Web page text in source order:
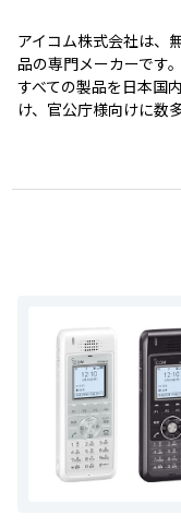
アイコム株式会社は、
品の専門メーカーです。
すべての製品を日本国
け、官公庁様向けに数